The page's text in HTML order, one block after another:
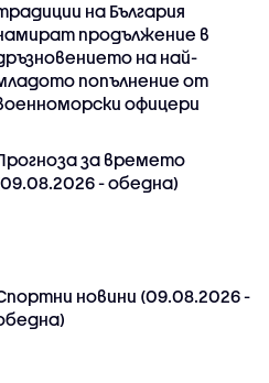
на България
продължение в
на най-
попълнение от
офицери
за времето
- обедна)
новини (09.08.2026 -